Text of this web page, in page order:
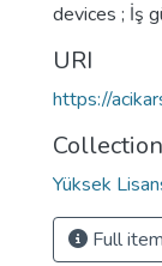
devices ; İş
URI
https://
Yüksek
Full